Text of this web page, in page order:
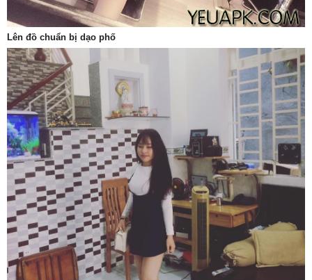
Lên đồ chuẩn bị dạo phố